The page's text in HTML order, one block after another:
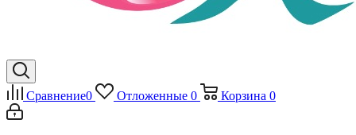
Сравнение0 Отложенные 0 Корзина 0